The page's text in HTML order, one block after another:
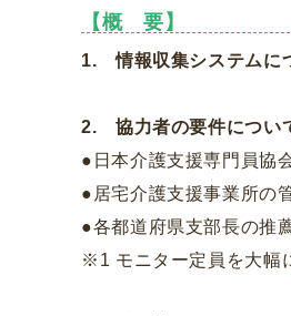
【概 要】
1. 情報収集システムに
2. 協力者の要件につい
●日本介護支援専門員協
●居宅介護支援事業所の
●各都道府県支部長の推
※1 モニター定員を大幅